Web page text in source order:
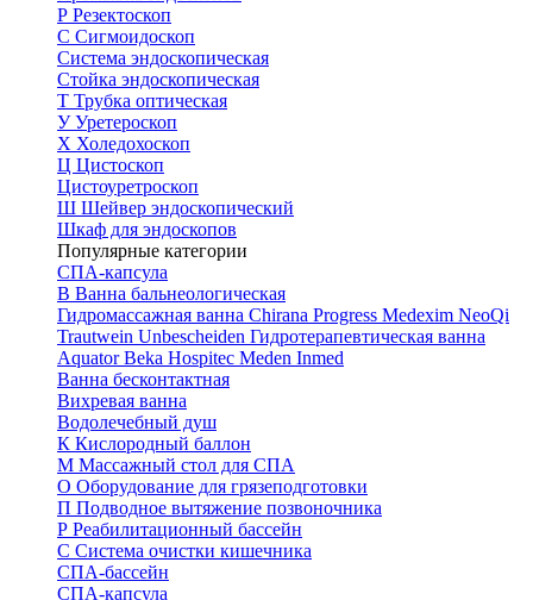
Р Резектоскоп
С Сигмоидоскоп
Система эндоскопическая
Стойка эндоскопическая
Т Трубка оптическая
УУретероскоп
Х Холедохоскоп
Ц Цистоскоп
Цистоуретроскоп
Ш Шейвер эндоскопический
Шкаф для эндоскопов
Популярные категории
СПА-капсула
В Ванна бальнеологическая
Гидромассажная ванна Chirana Progress Medexim NeoQi
Trautwein Unbescheiden Гидротерапевтическая ванна
AquatorBeka Hospitec Meden Inmed
Ванна бесконтактная
Вихревая ванна
Водолечебный душ
К Кислородный баллон
М Массажный стол для СПА
О Оборудование для грязеподготовки
П Подводное вытяжение позвоночника
Р Реабилитационный бассейн
С Система очистки кишечника
СПА-бассейн
СПА-капсула